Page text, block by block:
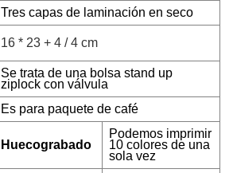
Tres capas de laminación en seco
16 * 23 + 4 / 4 cm
Se trata de una bolsa stand up
ziplock con válvula
Es para paquete de café
Huecograbado
Podemos imprimir
10 colores de una
sola vez